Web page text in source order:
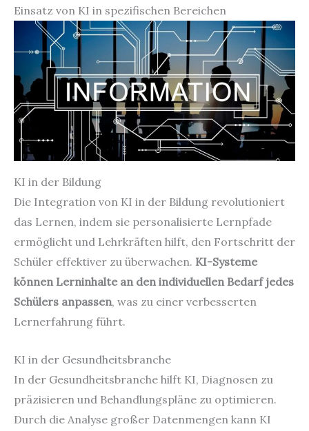
Einsatz von KI in spezifischen Bereichen
KI in der Bildung
Die Integration von KI in der Bildung revolutioniert
das Lernen, indem sie personalisierte Lernpfade
ermöglicht und Lehrkräften hilft, den Fortschritt der
Schüler effektiver zu überwachen. KI-Systeme
können Lerninhalte an den individuellen Bedarf jedes
Schülers anpassen, was zu einer verbesserten
Lernerfahrung führt.
KI in der Gesundheitsbranche
In der Gesundheitsbranche hilft KI, Diagnosen zu
präzisieren und Behandlungspläne zu optimieren.
Durch die Analyse großer Datenmengen kann KI